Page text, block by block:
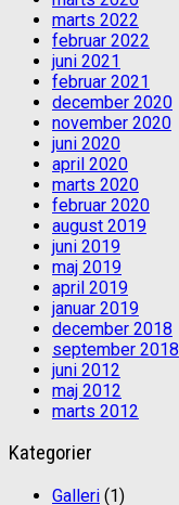
marts 2022
februar 2022
juni 2021
februar 2021
december 2020
november 2020
juni 2020
april 2020
marts 2020
februar 2020
august 2019
juni 2019
maj 2019
april 2019
januar 2019
december 2018
september 2018
juni 2012
maj 2012
marts 2012
Kategorier
Galleri (1)